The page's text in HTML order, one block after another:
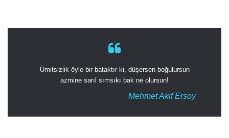
Ümitsizlik öyle bir bataktır ki, düşersen boğulursun
azmine sarıl sımsıkı bak ne olursun!
Mehmet Akif Ersoy